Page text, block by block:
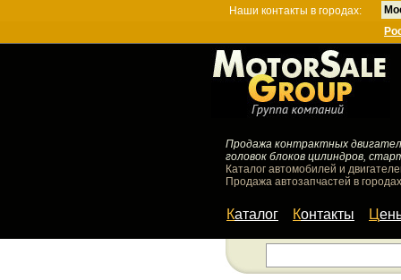
Наши контакты в городах:
Продажа контрактных
головок блоков цилиндров,
Каталог автомобилей и
Продажа автозапчастей в
Каталог Контакты